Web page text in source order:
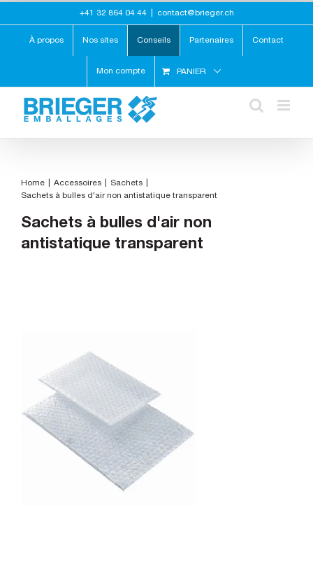
content
+41 32 864 04 44 contact@brieger.ch
À propos Nos sites Conseils Partenaires Contact
Mon compte PANIER
Home Accessoires
Sachets
Sachets à bulles d'air non antistatique transparent
Sachets à bulles d'air non
antistatique transparent